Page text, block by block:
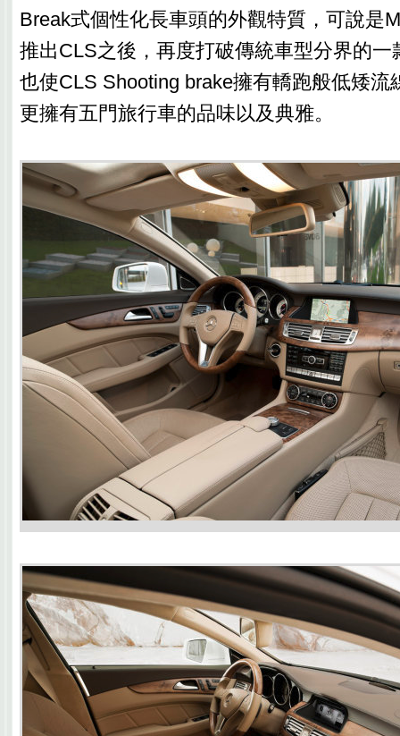
Break式個性化長車頭的外觀特質，可說是
推出CLS之後，再度打破傳統車型分界的一
也使CLS Shooting brake擁有轎跑般低矮流
更擁有五門旅行車的品味以及典雅。